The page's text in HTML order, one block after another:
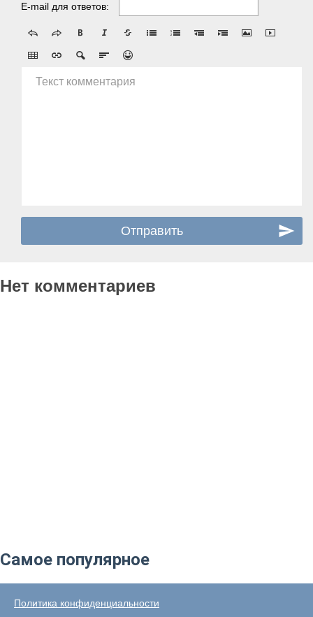
E-mail для ответов:
Текст комментария
Нет комментариев
Самое популярное
Политика конфиденциальности